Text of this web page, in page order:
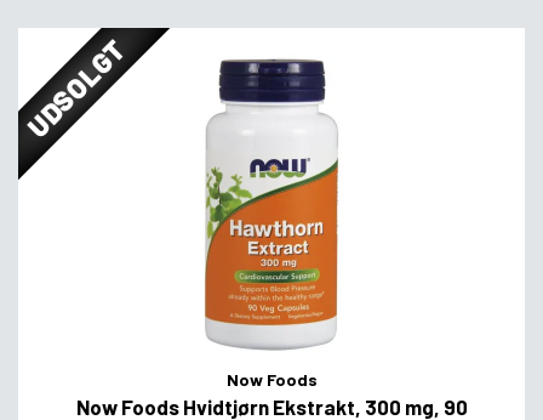
UDSOLGT
Now Foods
Now Foods Hvidtjørn Ekstrakt, 300 mg, 90